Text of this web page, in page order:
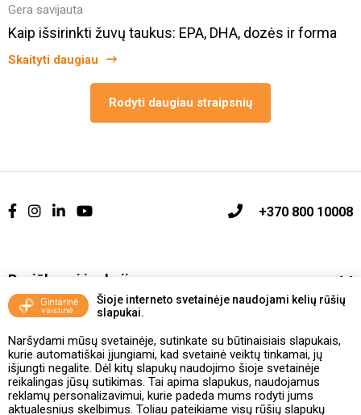
Šioje interneto svetainėje naudojami kelių rūšių
slapukai.
Naršydami mūsų svetainėje, sutinkate su būtinaisiais slapukais,
kurie automatiškai įjungiami, kad svetainė veiktų tinkamai, jų
išjungti negalite. Dėl kitų slapukų naudojimo šioje svetainėje
reikalingas jūsų sutikimas. Tai apima slapukus, naudojamus
reklamų personalizavimui, kurie padeda mums rodyti jums
aktualesnius skelbimus. Toliau pateikiame visų rūšių slapukų
Gera savijauta
Kaip išsirinkti žuvų taukus: EPA, DHA, dozės ir forma
Skaityti daugiau
Rodyti daugiau straipsnių
+370 800 10008
Pasiūlymai ir akcijos
Vakcinavimo tvarka ir taisyklės
Kontaktai ir Karjera
Taisyklės ir politika